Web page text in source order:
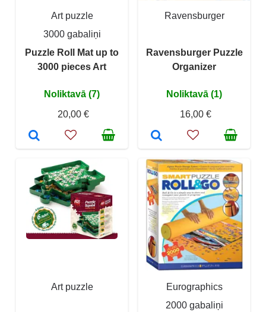
Art puzzle
3000 gabaliņi
Puzzle Roll Mat up to
3000 pieces Art
Noliktavā (7)
20,00 €
Ravensburger
Ravensburger Puzzle
Organizer
Noliktavā (1)
16,00 €
Art puzzle
Eurographics
2000 gabaliņi